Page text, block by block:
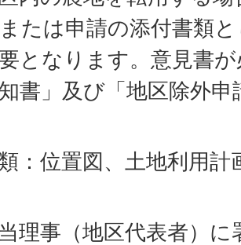
たは申請の添付書類
となります。意見書
書」及び「地区除外
：位置図、土地利用
理事（地区代表者）